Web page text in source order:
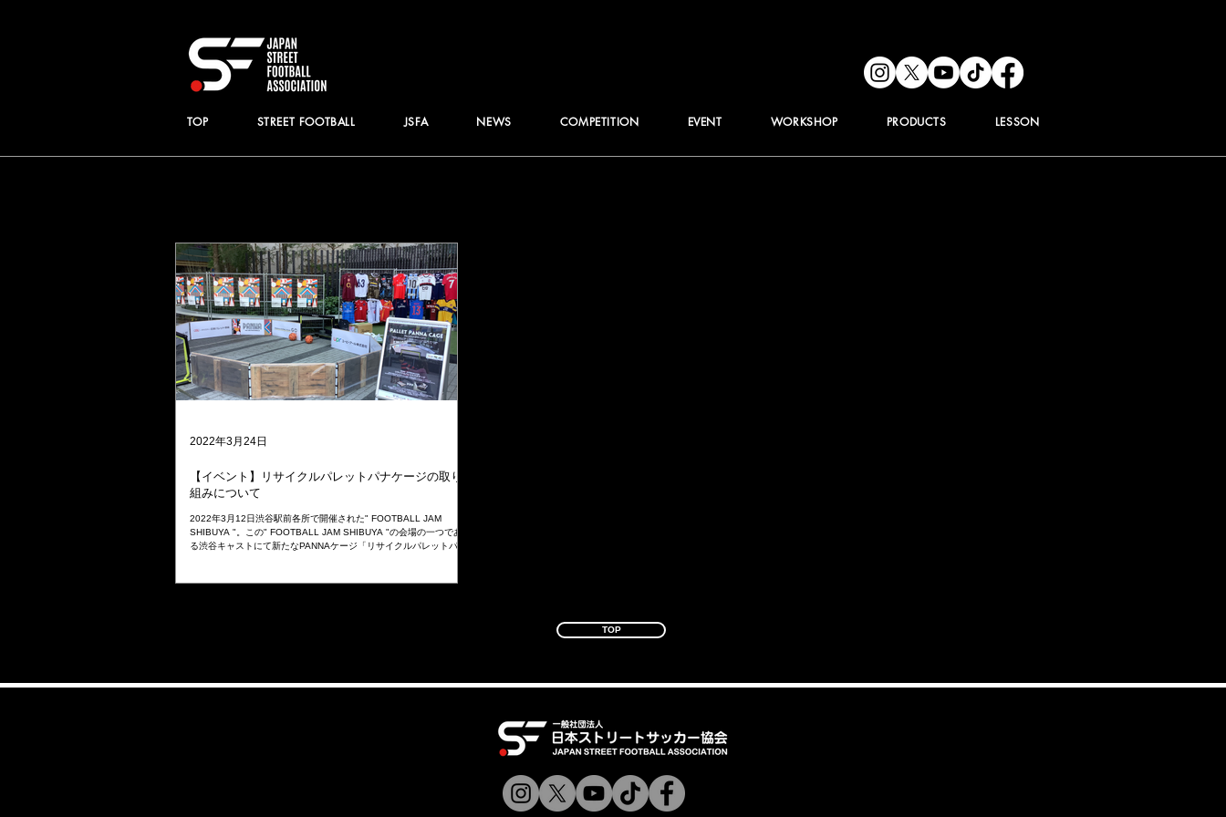
TOP STREET FOOTBALL JSFA NEWS COMPETITION EVENT WORKSHOP PRODUCTS LESSON
【イベント】リサイクルパレットパナケージの取り
組みについて
2022年3月12日渋谷駅前各所で開催された" FOOTBALL JAM
SHIBUYA "。この" FOOTBALL JAM SHIBUYA "の会場の一つであ
る渋谷キャストにて新たなPANNAケージ「リサイクルパレットパナ
2022年3月24日
TOP